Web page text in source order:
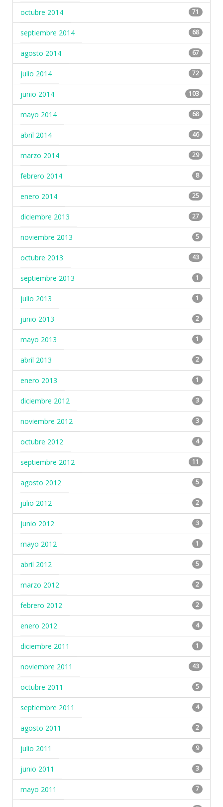
octubre 2014 71
septiembre 2014 68
agosto 2014 67
julio 2014 72
junio 2014 103
mayo 2014 68
abril 2014 46
marzo 2014 29
febrero 2014 8
enero 2014 25
diciembre 2013 27
noviembre 2013 5
octubre 2013 43
septiembre 2013 1
julio 2013 1
junio 2013 2
mayo 2013 1
abril 2013 2
enero 2013 1
diciembre 2012 3
noviembre 2012 3
octubre 2012 4
septiembre 2012 11
agosto 2012 5
julio 2012 2
junio 2012 3
mayo 2012 1
abril 2012 5
marzo 2012 2
febrero 2012 2
enero 2012 4
diciembre 2011 1
noviembre 2011 43
octubre 2011 5
septiembre 2011 4
agosto 2011 2
julio 2011 9
junio 2011 3
mayo 2011 7